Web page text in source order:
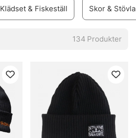
Klädset & Fiskeställ Skor &
134 Produkter